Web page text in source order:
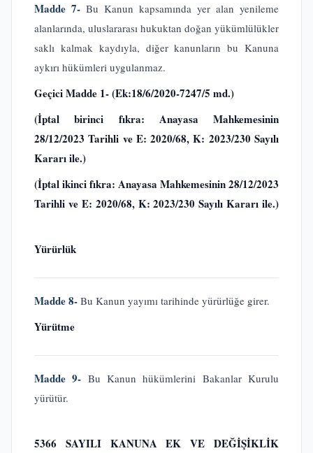
Madde 7- Bu Kanun kapsamında yer alan yenileme
alanlarında, uluslararası hukuktan doğan yükümlülükler
saklı kalmak kaydıyla, diğer kanunların bu Kanuna
aykırı hükümleri uygulanmaz.
Geçici Madde 1-(Ek:18/6/2020-7247/5 md.)
(İptal birinci fıkra: Anayasa Mahkemesinin
28/12/2023 Tarihli ve E: 2020/68, K: 2023/230 Sayılı
Kararı ile.)
(İptal ikinci fıkra: Anayasa Mahkemesinin 28/12/2023
Tarihli ve E: 2020/68, K: 2023/230 Sayılı Kararı ile.)
Yürürlük
Madde 8- Bu Kanun yayımı tarihinde yürürlüğe girer.
Yürütme
Madde 9- Bu Kanun hükümlerini Bakanlar Kurulu
yürütür.
5366 SAYILI KANUNA EK VE DEĞİŞİKLİK